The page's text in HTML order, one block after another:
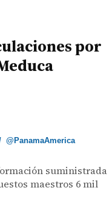
por
@PanamaAmerica
suministrada
maestros 6 mil